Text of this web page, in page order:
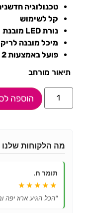
טכנולוגיה
קל לשימוש
נורת LED מובנת
מיכל מובנה
פועל באמצעות 2 סוללות ‎ AAA
תיאור מורחב
הוספה
מה הלקוחות שלנו
תומר ח.
★★★★★
"הכל הגיע ארוז יפה